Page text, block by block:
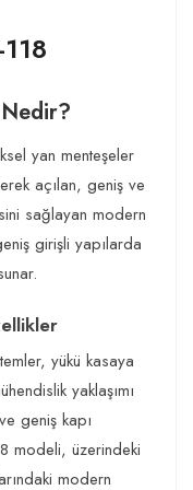
yan menteşeler
açılan, geniş ve
sağlayan modern
girişli yapılarda
yükü kasaya
yaklaşımı
geniş kapı
modeli, üzerindeki
modern